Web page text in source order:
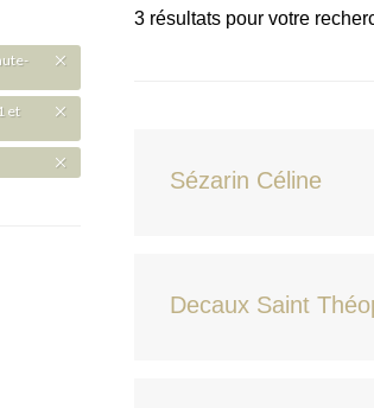
3 résultats pour votre
Sézarin Céline
Decaux Saint
et